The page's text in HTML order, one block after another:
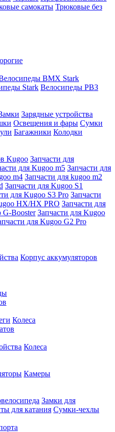
самокаты Трюковые без
BMX Stark
Stark Велосипеды РВЗ
Зарядные устройства
Освещения и фары Сумки
Багажники Колодки
Kugoo Запчасти для
для Kugoo m5 Запчасти для
m4 Запчасти для kugoo m2
Запчасти для Kugoo S1
для Kugoo S3 Pro Запчасти
HX/HX PRO Запчасти для
G-Booster Запчасти для Kugoo
для Kugoo G2 Pro
Корпус аккумуляторов
Колеса
Колеса
Камеры
Замки для
для катания Сумки-чехлы